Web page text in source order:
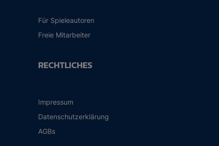
Für Spieleautoren
Freie Mitarbeiter
RECHTLICHES
Impressum
Datenschutzerklärung
AGBs